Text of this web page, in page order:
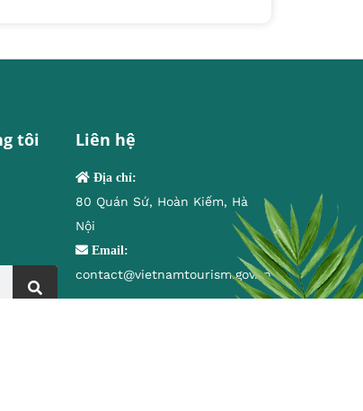
tôi Liên hệ
Địa chỉ:
80 Quán Sứ, Hoàn Kiếm, Hà
Nội
Email:
contact@vietnamtourism.gov.vn